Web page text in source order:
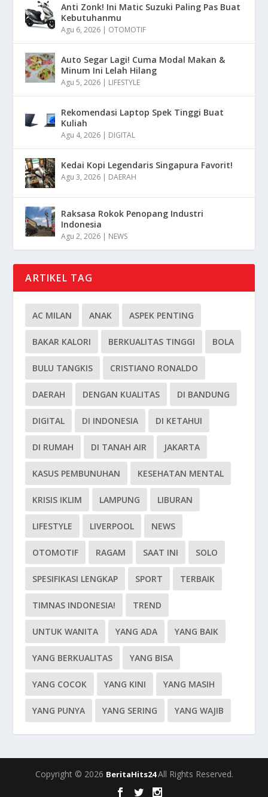
Anti Zonk! Ini Matic Suzuki Paling Pas Buat
Kebutuhanmu
Agu 6, 2026 | OTOMOTIF
Auto Segar Lagi! Cuma Modal Makan &
Minum Ini Lelah Hilang
Agu 5, 2026 | LIFESTYLE
Rekomendasi Laptop Spek Tinggi Buat
Kuliah
Agu 4, 2026 | DIGITAL
Kedai Kopi Legendaris Singapura Favorit!
Agu 3, 2026 | DAERAH
Raksasa Rokok Penopang Industri
Indonesia
Agu 2, 2026 | NEWS
ARTIKEL TAG
AC MILAN ANAK ASPEK PENTING
BAKAR KALORI BERKUALITAS TINGGI BOLA
BULU TANGKIS CRISTIANO RONALDO
DAERAH DENGAN KUALITAS DI BANDUNG
DIGITAL DI INDONESIA DI KETAHUI
DI RUMAH DI TANAH AIR JAKARTA
KASUS PEMBUNUHAN KESEHATAN MENTAL
KRISIS IKLIM LAMPUNG LIBURAN
LIFESTYLE LIVERPOOL NEWS
OTOMOTIF RAGAM SAAT INI SOLO
SPESIFIKASI LENGKAP SPORT TERBAIK
TIMNAS INDONESIA! TREND
UNTUK WANITA YANG ADA YANG BAIK
YANG BERKUALITAS YANG BISA
YANG COCOK YANG KINI YANG MASIH
YANG PUNYA YANG SERING YANG WAJIB
Copyright © 2026 BeritaHits24All Rights Reserved.